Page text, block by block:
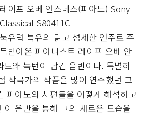
레이프 오베 안스네스(피아노) Sony
Classical S80411C
북유럽 특유의 맑고 섬세한 연주로 주
목받아온 피아니스트 레이프 오베 안
드와 녹턴이 담긴 음반이다. 특별히
작곡가의 작품을 많이 연주했던 그
피아노의 시편들을 어떻게 해석하고
이 음반을 통해 그의 새로운 모습을